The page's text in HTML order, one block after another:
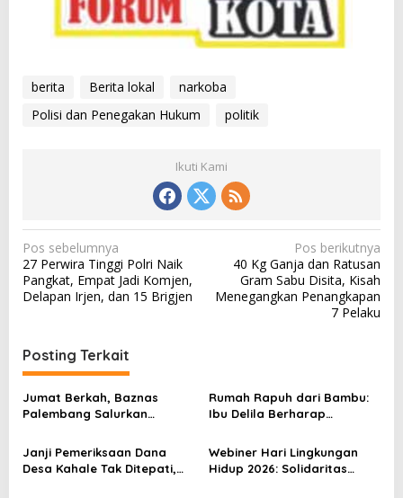
berita Berita lokal
narkoba
Polisi dan Penegakan Hukum
politik
Ikuti Kami
N
a
v
g
a
s
i
p
o
Pos sebelumnya
27 Perwira Tinggi Polri Naik
Pangkat, Empat Jadi Komjen,
Delapan Irjen, dan 15 Brigjen
Pos berikutnya
40 Kg Ganja dan Ratusan
Gram Sabu Disita, Kisah
Menegangkan Penangkapan
7 Pelaku
Posting Terkait
Jumat Berkah, Baznas
Palembang Salurkan
Kertapati
Rumah Rapuh dari Bambu:
Ibu Delila Berharap
Dinas Sosial
Janji Pemeriksaan Dana
Desa Kahale Tak Ditepati,
Webiner Hari Lingkungan
Hidup 2026: Solidaritas